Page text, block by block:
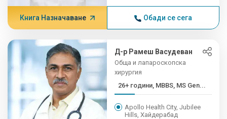
Книга Назначаване Обади се сега
Д-р Рамеш Васудеван
Обща и лапароскопска
хирургия
26+ години, MBBS, MS Gen...
Apollo Health City, Jubilee
Hills, Хайдерабад